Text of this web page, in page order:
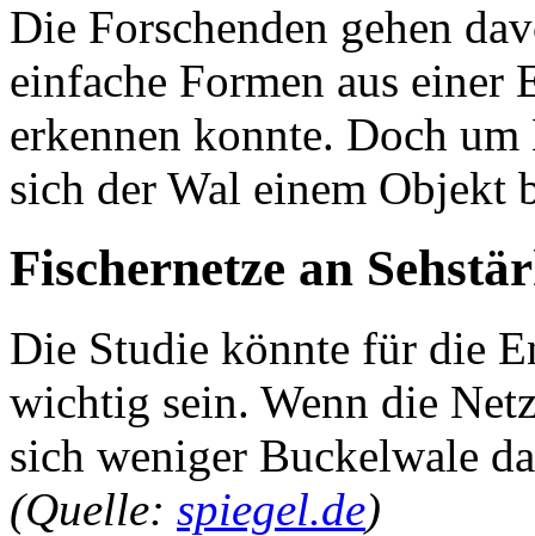
Die Forschenden gehen
einfache Formen aus
erkennen konnte. Doch
sich der Wal einem Objekt
Fischernetze an
Die Studie könnte für die
wichtig sein. Wenn die
sich weniger Buckelwale
(Quelle: spiegel.de)